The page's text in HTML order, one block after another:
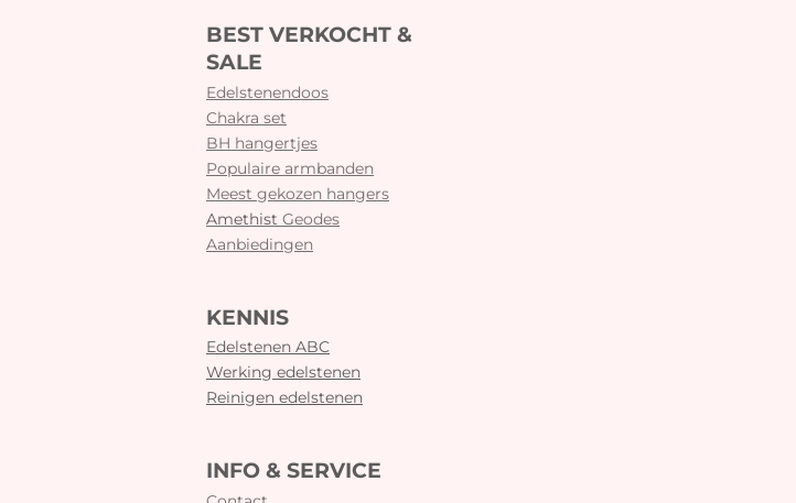
BEST VERKOCHT &
SALE
Edelstenendoos
Chakra set
BH hangertjes
Populaire armbanden
Meest gekozen hangers
Amethist Geodes
Aanbiedingen
KENNIS
Edelstenen ABC
Werking edelstenen
Reinigen edelstenen
INFO & SERVICE